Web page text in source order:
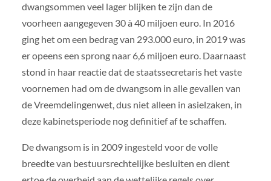
dwangsommen veel lager blijken te zijn dan de
voorheen aangegeven 30 à 40 miljoen euro. In 2016
ging het om een bedrag van 293.000 euro, in 2019 was
er opeens een sprong naar 6,6 miljoen euro. Daarnaast
stond in haar reactie dat de staatssecretaris het vaste
voornemen had om de dwangsom in alle gevallen van
de Vreemdelingenwet, dus niet alleen in asielzaken, in
deze kabinetsperiode nog definitief af te schaffen.
De dwangsom is in 2009 ingesteld voor de volle
breedte van bestuursrechtelijke besluiten en dient